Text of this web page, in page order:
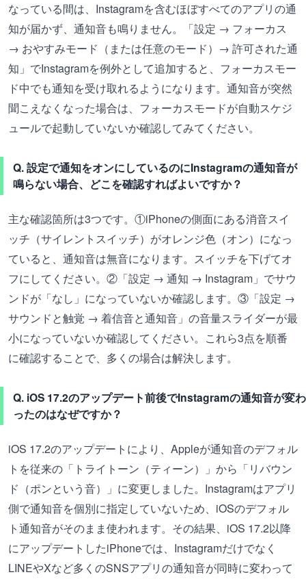
なっている間は、Instagramを含むほぼすべてのアプリの通
知が届かず、通知音も鳴りません。「設定 → フォーカス
→ おやすみモード（または任意のモード）→ 許可された通
知」でInstagramを例外として追加すると、フォーカスモー
ド中でも通知を受け取れるようになります。通知音が突然
聞こえなくなった場合は、フォーカスモードが自動スケジ
ュールで起動していないか確認してみてください。
Q. 設定で通知をオンにしているのにInstagramの通知音が
鳴らない場合、どこを確認すればよいですか？
主な確認箇所は3つです。①iPhoneの側面にある消音スイ
ッチ（サイレントスイッチ）がオレンジ色（オン）になっ
ていると、通知音は無音になります。スイッチを下げてオ
フにしてください。②「設定 → 通知 → Instagram」でサウ
ンドが「なし」になっていないか確認します。③「設定 →
サウンドと触覚 → 着信音と通知音」の音量スライダーが最
小になっていないか確認してください。これら3点を順番
に確認することで、多くの場合は解決します。
Q. iOS 17.2のアップデート前後でInstagramの通知音が変わ
ったのはなぜですか？
iOS 17.2のアップデートにより、Appleが通知音のデフォル
トを従来の「トライトーン（ティーン）」から「リバウン
ド（ポンという音）」に変更しました。Instagramはアプリ
側で通知音を個別に指定していないため、iOSのデフォル
ト通知音がそのまま使われます。その結果、iOS 17.2以降
にアップデートしたiPhoneでは、Instagramだけでなく
LINEやXなど多くのSNSアプリの通知音が同時に変わって